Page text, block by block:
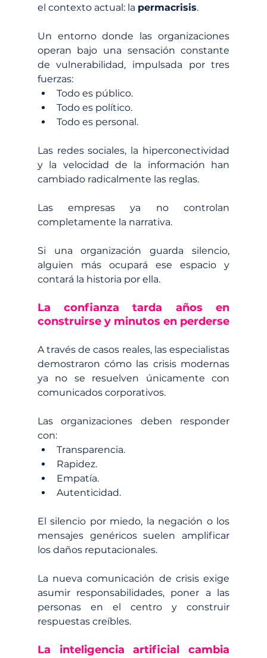
el contexto actual: la permacrisis.
Un entorno donde las organizaciones
operan bajo una sensación constante
de vulnerabilidad, impulsada por tres
fuerzas:
Todo es público.
Todo es político.
Todo es personal.
Las redes sociales, la hiperconectividad
y la velocidad de la información han
cambiado radicalmente las reglas.
Las empresas ya no controlan
completamente la narrativa.
Si una organización guarda silencio,
alguien más ocupará ese espacio y
contará la historia por ella.
La confianza tarda años en
construirse y minutos en perderse
A través de casos reales, las especialistas
demostraron cómo las crisis modernas
ya no se resuelven únicamente con
comunicados corporativos.
Las organizaciones deben responder
con:
Transparencia.
Rapidez.
Empatía.
Autenticidad.
El silencio por miedo, la negación o los
mensajes genéricos suelen amplificar
los daños reputacionales.
La nueva comunicación de crisis exige
asumir responsabilidades, poner a las
personas en el centro y construir
respuestas creíbles.
La inteligencia artificial cambia